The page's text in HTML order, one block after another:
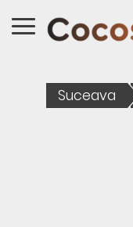
Suceava